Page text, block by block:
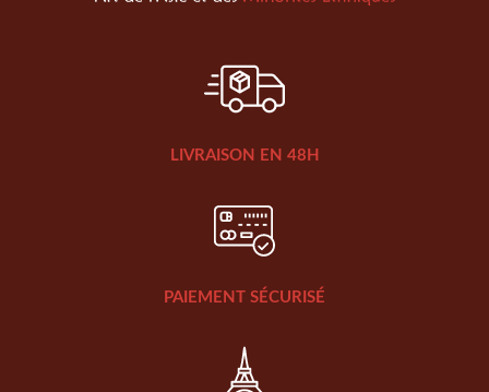
LIVRAISON EN 48H
PAIEMENT SÉCURISÉ